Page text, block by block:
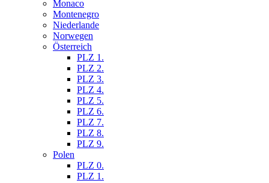
Monaco
Montenegro
Niederlande
Norwegen
Österreich
PLZ 1.
PLZ 2.
PLZ 3.
PLZ 4.
PLZ 5.
PLZ 6.
PLZ 7.
PLZ 8.
PLZ 9.
Polen
PLZ 0.
PLZ 1.